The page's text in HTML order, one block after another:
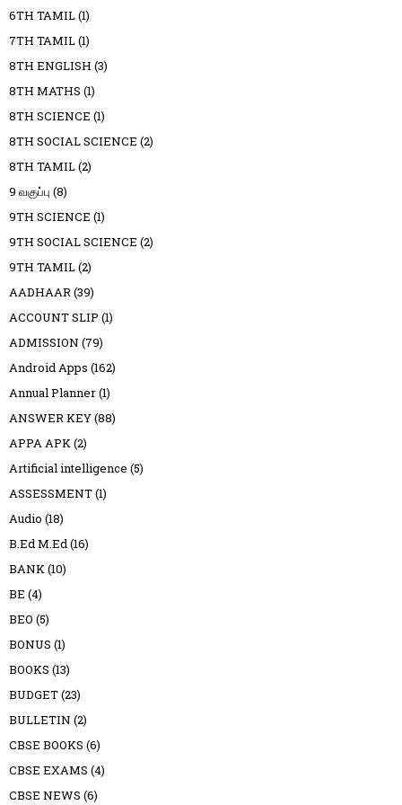
6TH TAMIL(1)
7TH TAMIL(1)
8TH ENGLISH (3)
8TH MATHS (1)
8TH SCIENCE (1)
8TH SOCIAL SCIENCE (2)
8TH TAMIL(2)
9 வகுப்பு (8)
9TH SCIENCE (1)
9TH SOCIAL SCIENCE (2)
9TH TAMIL(2)
AADHAAR(39)
ACCOUNT SLIP (1)
ADMISSION (79)
Android Apps (162)
Annual Planner(1)
ANSWER KEY(88)
APPA APK(2)
Artificial intelligence (5)
ASSESSMENT(1)
Audio (18)
B.Ed M.Ed(16)
BANK(10)
BE (4)
BEO (5)
BONUS (1)
BOOKS (13)
BUDGET(23)
BULLETIN (2)
CBSE BOOKS (6)
CBSE EXAMS (4)
CBSE NEWS (6)